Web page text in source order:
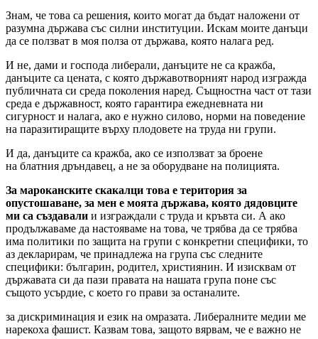
Знам, че това са решения, които могат да бъдат наложени от
разумна държава със силни институции. Искам моите данъци
да се ползват в моя полза от държава, която налага ред.
И не, дами и господа либерали, данъците не са кражба,
данъците са цената, с която държавотворният народ изгражда
публичната си среда поколения наред. Същностна част от тази
среда е държавност, която гарантира ежедневната ни
сигурност и налага, ако е нужно силово, норми на поведение
на паразитиращите върху плодовете на труда ни групи.
И да, данъците са кражба, ако се използват за броене
на блатния дръндавец, а не за оборудване на полицията.
За мароканските скакалци това е територия за
опустошаване, за мен е моята държава, която дядовците
ми са създавали и изграждали с труда и кръвта си. А ако
продължаваме да настояваме на това, че трябва да се трябва
има политики по защита на групи с конкретни специфики, то
аз декларирам, че принадлежа на група със следните
специфики: българин, родител, християнин. И изисквам от
държавата си да пази правата на нашата група поне със
същото усърдие, с което го прави за останалите.
за дискриминация и език на омразата. Либералните медии ме
нарекоха фашист. Казвам това, защото вярвам, че е важно не